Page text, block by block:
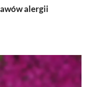
alergii